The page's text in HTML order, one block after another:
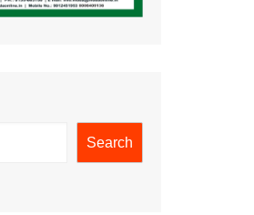
Search